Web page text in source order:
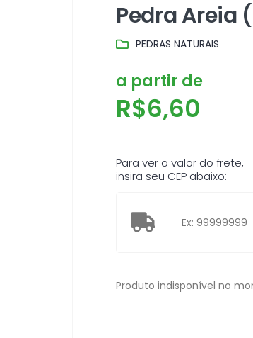
Pedra Areia
PEDRAS NATURAIS
a partir de
R$6,60
Para ver o valor do frete,
insira seu CEP abaixo:
Produto indisponível no